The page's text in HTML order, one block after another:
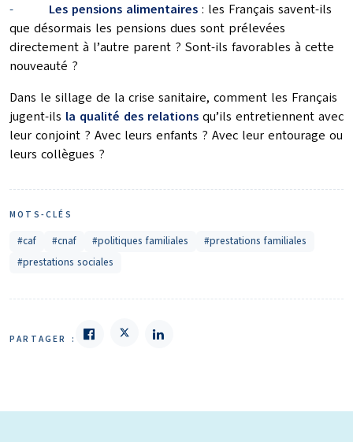
- Les pensions alimentaires : les Français savent-ils
que désormais les pensions dues sont prélevées
directement à l’autre parent ? Sont-ils favorables à cette
nouveauté ?
Dans le sillage de la crise sanitaire, comment les Français
jugent-ils la qualité des relations qu’ils entretiennent avec
leur conjoint ? Avec leurs enfants ? Avec leur entourage ou
leurs collègues ?
MOTS-CLÉS
#caf #cnaf #politiques familiales
#prestations familiales
#prestations sociales
PARTAGER :